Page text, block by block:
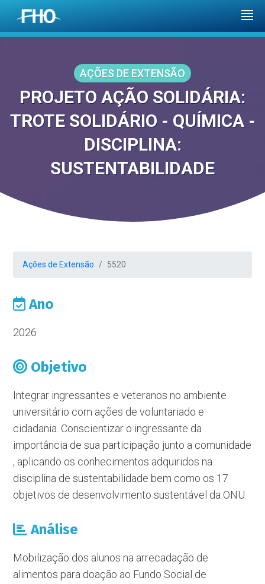
AÇÕES DE EXTENSÃO
PROJETO AÇÃO SOLIDÁRIA:
TROTE SOLIDÁRIO - QUÍMICA -
DISCIPLINA:
SUSTENTABILIDADE
Ações de Extensão 5520
Ano
2026
Objetivo
Integrar ingressantes e veteranos no ambiente
universitário com ações de voluntariado e
cidadania. Conscientizar o ingressante da
importância de sua participação junto a comunidade
, aplicando os conhecimentos adquiridos na
disciplina de sustentabilidade bem como os 17
objetivos de desenvolvimento sustentável da ONU.
Análise
Mobilização dos alunos na arrecadação de
alimentos para doação ao Fundo Social de